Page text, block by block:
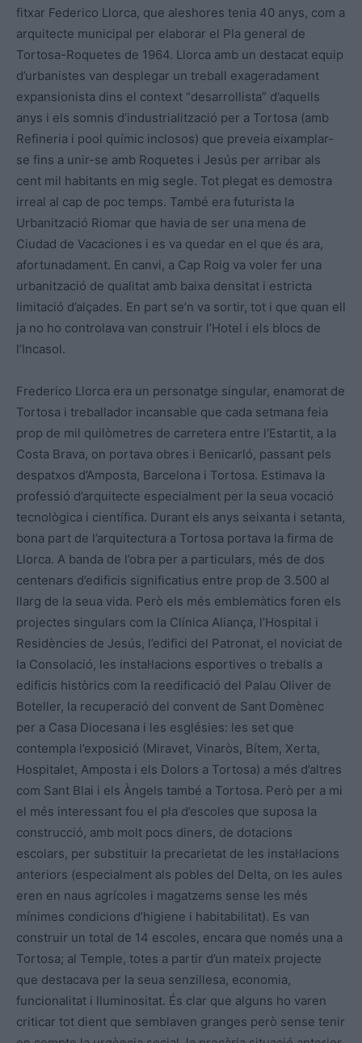
fitxar Federico Llorca, que aleshores tenia 40 anys, com a
arquitecte municipal per elaborar el Pla general de
Tortosa-Roquetes de 1964. Llorca amb un destacat equip
d’urbanistes van desplegar un treball exageradament
expansionista dins el context “desarrollista” d’aquells
anys i els somnis d’industrialització per a Tortosa (amb
Refineria i pool químic inclosos) que preveia eixamplar-
se fins a unir-se amb Roquetes i Jesús per arribar als
cent mil habitants en mig segle. Tot plegat es demostra
irreal al cap de poc temps. També era futurista la
Urbanització Riomar que havia de ser una mena de
Ciudad de Vacaciones i es va quedar en el que és ara,
afortunadament. En canvi, a Cap Roig va voler fer una
urbanització de qualitat amb baixa densitat i estricta
limitació d’alçades. En part se’n va sortir, tot i que quan ell
ja no ho controlava van construir l’Hotel i els blocs de
l’Incasol.
Frederico Llorca era un personatge singular, enamorat de
Tortosa i treballador incansable que cada setmana feia
prop de mil quilòmetres de carretera entre l’Estartit, a la
Costa Brava, on portava obres i Benicarló, passant pels
despatxos d’Amposta, Barcelona i Tortosa. Estimava la
professió d’arquitecte especialment per la seua vocació
tecnològica i científica. Durant els anys seixanta i setanta,
bona part de l’arquitectura a Tortosa portava la firma de
Llorca. A banda de l’obra per a particulars, més de dos
centenars d’edificis significatius entre prop de 3.500 al
llarg de la seua vida. Però els més emblemàtics foren els
projectes singulars com la Clínica Aliança, l’Hospital i
Residències de Jesús, l’edifici del Patronat, el noviciat de
la Consolació, les instal·lacions esportives o treballs a
edificis històrics com la reedificació del Palau Oliver de
Boteller, la recuperació del convent de Sant Domènec
per a Casa Diocesana i les esglésies: les set que
contempla l’exposició (Miravet, Vinaròs, Bítem, Xerta,
Hospitalet, Amposta i els Dolors a Tortosa) a més d’altres
com Sant Blai i els Àngels també a Tortosa. Però per a mi
el més interessant fou el pla d’escoles que suposa la
construcció, amb molt pocs diners, de dotacions
escolars, per substituir la precarietat de les instal·lacions
anteriors (especialment als pobles del Delta, on les aules
eren en naus agrícoles i magatzems sense les més
mínimes condicions d’higiene i habitabilitat). Es van
construir un total de 14 escoles, encara que només una a
Tortosa; al Temple, totes a partir d’un mateix projecte
que destacava per la seua senzillesa, economia,
funcionalitat i lluminositat. És clar que alguns ho varen
criticar tot dient que semblaven granges però sense tenir